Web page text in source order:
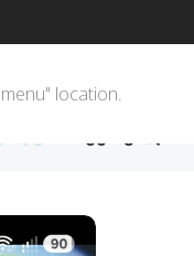
location.